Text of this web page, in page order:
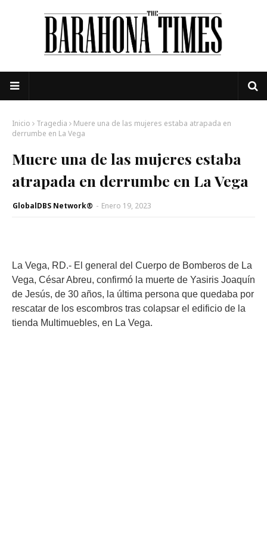
Inicio Tragedia
Muere una de las mujeres estaba atrapada en
derrumbe en La Vega
Muere una de las mujeres estaba
atrapada en derrumbe en La Vega
GlobalDBS Network® - Enero 19, 2023
La Vega, RD.- El general del Cuerpo de Bomberos de La
Vega, César Abreu, confirmó la muerte de Yasiris Joaquín
de Jesús, de 30 años, la última persona que quedaba por
rescatar de los escombros tras colapsar el edificio de la
tienda Multimuebles, en La Vega.